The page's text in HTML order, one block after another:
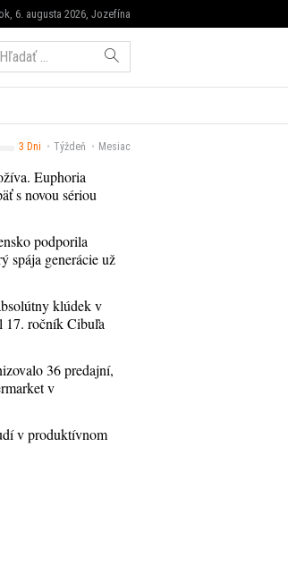
6. augusta 2026, Jozefína
3 Dni Týždeň Mesiac
Euphoria
s novou sériou
podporila
spája generácie už
klúdek v
17. ročník Cibuľa
36 predajní,
v
v produktívnom